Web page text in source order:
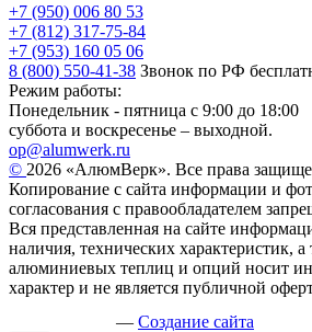
+7 (950) 006 80 53
+7 (812) 317-75-84
+7 (953) 160 05 06
8 (800) 550-41-38 Звонок по РФ
Режим работы:
Понедельник - пятница с 9:00 до 18:00
суббота и воскресенье – выходной.
op@alumwerk.ru
© 2026 «АлюмВерк». Все права
Копирование с сайта информации и
согласования с правообладателем
Вся представленная на сайте
наличия, технических характеристик,
алюминиевых теплиц и опций носит
характер и не является публичной
— Создание сайта